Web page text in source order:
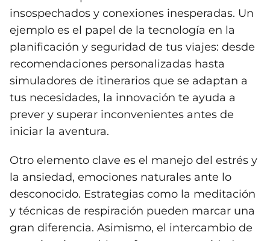
insospechados y conexiones inesperadas. Un
ejemplo es el papel de la tecnología en la
planificación y seguridad de tus viajes: desde
recomendaciones personalizadas hasta
simuladores de itinerarios que se adaptan a
tus necesidades, la innovación te ayuda a
prever y superar inconvenientes antes de
iniciar la aventura.
Otro elemento clave es el manejo del estrés y
la ansiedad, emociones naturales ante lo
desconocido. Estrategias como la meditación
y técnicas de respiración pueden marcar una
gran diferencia. Asimismo, el intercambio de